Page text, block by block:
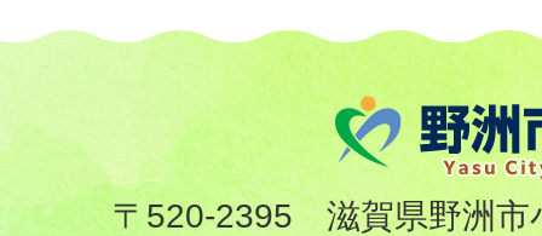
〒520-2395 滋賀県野洲市